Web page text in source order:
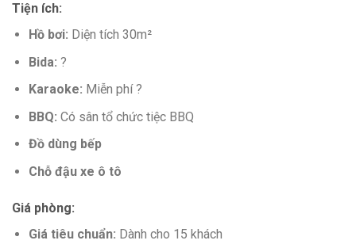
Tiện ích:
Hồ bơi: Diện tích 30m²
Bida: ?️
Karaoke: Miễn phí ?️
BBQ: Có sân tổ chức tiệc BBQ
Đồ dùng bếp
Chỗ đậu xe ô tô
Giá phòng:
Giá tiêu chuẩn: Dành cho 15 khách